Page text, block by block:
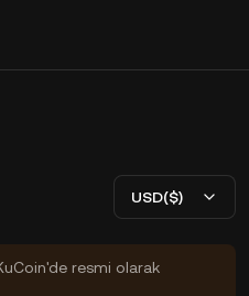
USD($)
resmi olarak